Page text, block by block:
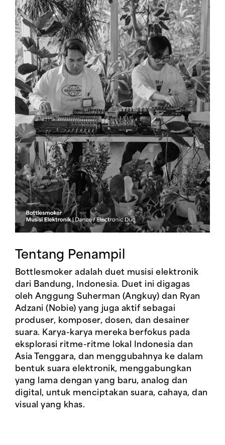
Tentang Penampil
Bottlesmoker adalah duet musisi elektronik
dari Bandung, Indonesia. Duet ini digagas
oleh Anggung Suherman (Angkuy) dan Ryan
Adzani (Nobie) yang juga aktif sebagai
produser, komposer, dosen, dan desainer
suara. Karya-karya mereka berfokus pada
eksplorasi ritme-ritme lokal Indonesia dan
Asia Tenggara, dan menggubahnya ke dalam
bentuk suara elektronik, menggabungkan
yang lama dengan yang baru, analog dan
digital, untuk menciptakan suara, cahaya, dan
visual yang khas.